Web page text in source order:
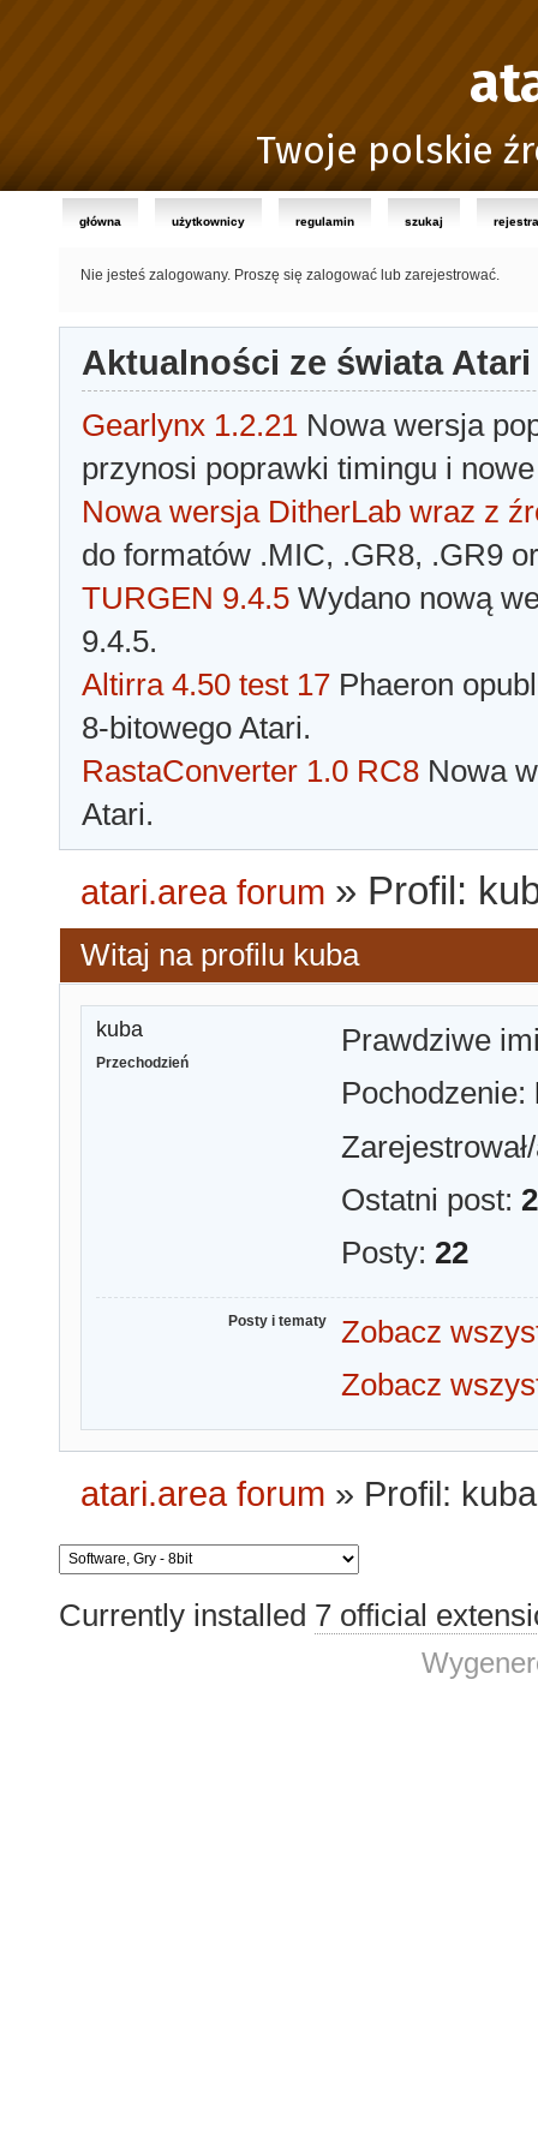
Twoje polskie
główna użytkownicy regulamin szukaj
Nie jesteś zalogowany. Proszę się zalogować lub zarejestrować.
Aktualności ze świata Atari
Gearlynx 1.2.21 Nowa wersja
przynosi poprawki timingu i
Nowa wersja DitherLab wraz z
do formatów .MIC, .GR8, .GR9
TURGEN 9.4.5 Wydano nową
9.4.5.
Altirra 4.50 test 17 Phaeron
8-bitowego Atari.
RastaConverter 1.0 RC8 Nowa
Atari.
atari.area forum » Profil:
Witaj na profilu kuba
kuba
Przechodzień
Prawdziwe
Pochodzenie:
Ostatni post:
Posty: 22
Posty i tematy
Zobacz
Zobacz
atari.area forum » Profil: kuba
Currently installed 7 official